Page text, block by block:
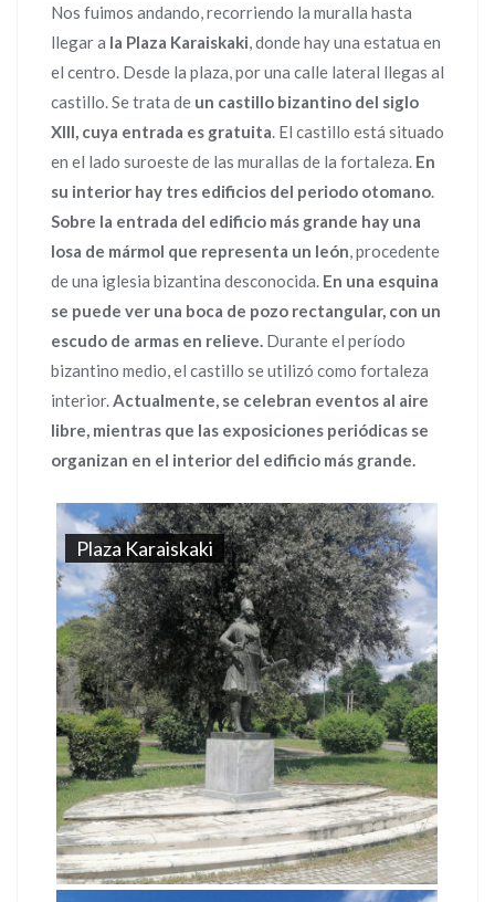
Nos fuimos andando, recorriendo la muralla hasta
llegar a la Plaza Karaiskaki, donde hay una estatua en
el centro. Desde la plaza, por una calle lateral llegas al
castillo. Se trata de un castillo bizantino del siglo
XIII, cuya entrada es gratuita. El castillo está situado
en el lado suroeste de las murallas de la fortaleza. En
su interior hay tres edificios del periodo otomano.
Sobre la entrada del edificio más grande hay una
losa de mármol que representa un león, procedente
de una iglesia bizantina desconocida. En una esquina
se puede ver una boca de pozo rectangular, con un
escudo de armas en relieve. Durante el período
bizantino medio, el castillo se utilizó como fortaleza
interior.Actualmente, se celebran eventos al aire
libre, mientras que las exposiciones periódicas se
organizan en el interior del edificio más grande.
Plaza Karaiskaki